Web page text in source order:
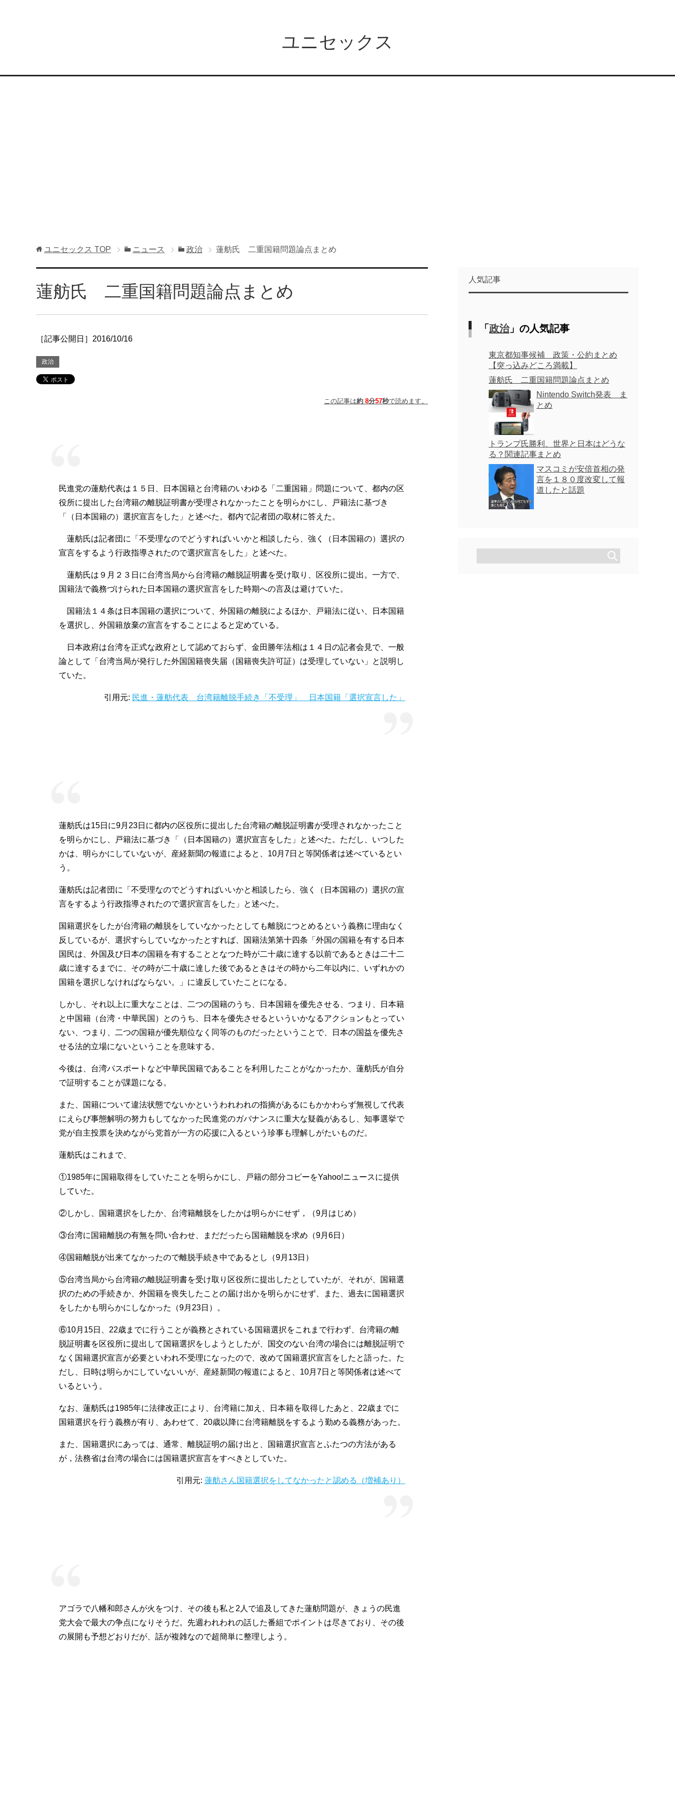
ユニセックス
ユニセックス TOP ニュース 政治 蓮舫氏 二重国籍問題論点まとめ
蓮舫氏 二重国籍問題論点まとめ
［記事公開日］2016/10/16
政治
この記事は約 8分57秒で読めます。
民進党の蓮舫代表は１５日、日本国籍と台湾籍のいわゆる「二重国籍」問題について、都内の区
役所に提出した台湾籍の離脱証明書が受理されなかったことを明らかにし、戸籍法に基づき
「（日本国籍の）選択宣言をした」と述べた。都内で記者団の取材に答えた。
蓮舫氏は記者団に「不受理なのでどうすればいいかと相談したら、強く（日本国籍の）選択の
宣言をするよう行政指導されたので選択宣言をした」と述べた。
蓮舫氏は９月２３日に台湾当局から台湾籍の離脱証明書を受け取り、区役所に提出。一方で、
国籍法で義務づけられた日本国籍の選択宣言をした時期への言及は避けていた。
国籍法１４条は日本国籍の選択について、外国籍の離脱によるほか、戸籍法に従い、日本国籍
を選択し、外国籍放棄の宣言をすることによると定めている。
日本政府は台湾を正式な政府として認めておらず、金田勝年法相は１４日の記者会見で、一般
論として「台湾当局が発行した外国国籍喪失届（国籍喪失許可証）は受理していない」と説明し
ていた。
引用元: 民進・蓮舫代表 台湾籍離脱手続き「不受理」 日本国籍「選択宣言した」
蓮舫氏は15日に9月23日に都内の区役所に提出した台湾籍の離脱証明書が受理されなかったこと
を明らかにし、戸籍法に基づき「（日本国籍の）選択宣言をした」と述べた。ただし、いつした
かは、明らかにしていないが、産経新聞の報道によると、10月7日と等関係者は述べているとい
う。
蓮舫氏は記者団に「不受理なのでどうすればいいかと相談したら、強く（日本国籍の）選択の宣
言をするよう行政指導されたので選択宣言をした」と述べた。
国籍選択をしたが台湾籍の離脱をしていなかったとしても離脱につとめるという義務に理由なく
反しているが、選択すらしていなかったとすれば、国籍法第第十四条「外国の国籍を有する日本
国民は、外国及び日本の国籍を有することとなつた時が二十歳に達する以前であるときは二十二
歳に達するまでに、その時が二十歳に達した後であるときはその時から二年以内に、いずれかの
国籍を選択しなければならない。」に違反していたことになる。
しかし、それ以上に重大なことは、二つの国籍のうち、日本国籍を優先させる、つまり、日本籍
と中国籍（台湾・中華民国）とのうち、日本を優先させるといういかなるアクションもとってい
ない、つまり、二つの国籍が優先順位なく同等のものだったということで、日本の国益を優先さ
せる法的立場にないということを意味する。
今後は、台湾パスポートなど中華民国籍であることを利用したことがなかったか、蓮舫氏が自分
で証明することが課題になる。
また、国籍について違法状態でないかというわれわれの指摘があるにもかかわらず無視して代表
にえらび事態解明の努力もしてなかった民進党のガバナンスに重大な疑義があるし、知事選挙で
党が自主投票を決めながら党首が一方の応援に入るという珍事も理解しがたいものだ。
蓮舫氏はこれまで、
①1985年に国籍取得をしていたことを明らかにし、戸籍の部分コピーをYahoo!ニュースに提供
していた。
②しかし、国籍選択をしたか、台湾籍離脱をしたかは明らかにせず，（9月はじめ）
③台湾に国籍離脱の有無を問い合わせ、まだだったら国籍離脱を求め（9月6日）
④国籍離脱が出来てなかったので離脱手続き中であるとし（9月13日）
⑤台湾当局から台湾籍の離脱証明書を受け取り区役所に提出したとしていたが、それが、国籍選
択のための手続きか、外国籍を喪失したことの届け出かを明らかにせず、また、過去に国籍選択
をしたかも明らかにしなかった（9月23日）。
⑥10月15日、22歳までに行うことが義務とされている国籍選択をこれまで行わず、台湾籍の離
脱証明書を区役所に提出して国籍選択をしようとしたが、国交のない台湾の場合には離脱証明で
なく国籍選択宣言が必要といわれ不受理になったので、改めて国籍選択宣言をしたと語った。た
だし、日時は明らかにしていないいが、産経新聞の報道によると、10月7日と等関係者は述べて
いるという。
なお、蓮舫氏は1985年に法律改正により、台湾籍に加え、日本籍を取得したあと、22歳までに
国籍選択を行う義務が有り、あわせて、20歳以降に台湾籍離脱をするよう勤める義務があった。
また、国籍選択にあっては、通常、離脱証明の届け出と、国籍選択宣言とふたつの方法がある
が，法務省は台湾の場合には国籍選択宣言をすべきとしていた。
引用元: 蓮舫さん国籍選択をしてなかったと認める（増補あり）
アゴラで八幡和郎さんが火をつけ、その後も私と2人で追及してきた蓮舫問題が、きょうの民進
党大会で最大の争点になりそうだ。先週われわれの話した番組でポイントは尽きており、その後
の展開も予想どおりだが、話が複雑なので超簡単に整理しよう。
人気記事
「 政治」の人気記事
東京都知事候補 政策・公約まとめ
【突っ込みどころ満載】
蓮舫氏 二重国籍問題論点まとめ
Nintendo Switch発表 ま
とめ
トランプ氏勝利、世界と日本はどうな
る？関連記事まとめ
マスコミが安倍首相の発
言を１８０度改変して報
道したと話題